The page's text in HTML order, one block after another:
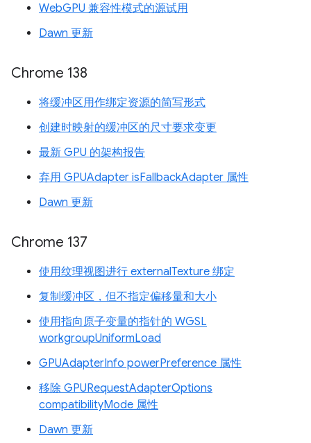
WebGPU 兼容性模式的源试用
Dawn 更新
Chrome 138
将缓冲区用作绑定资源的简写形式
创建时映射的缓冲区的尺寸要求变更
最新 GPU 的架构报告
弃用 GPUAdapter isFallbackAdapter 属性
Dawn 更新
Chrome 137
使用纹理视图进行 externalTexture 绑定
复制缓冲区，但不指定偏移量和大小
使用指向原子变量的指针的 WGSL
workgroupUniformLoad
GPUAdapterInfo powerPreference 属性
移除 GPURequestAdapterOptions
compatibilityMode 属性
Dawn 更新